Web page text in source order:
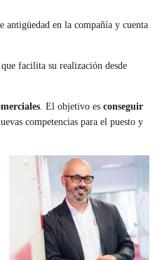
antigüedad en la compañía y cuenta
facilita su realización desde
. El objetivo es conseguir
competencias para el puesto y